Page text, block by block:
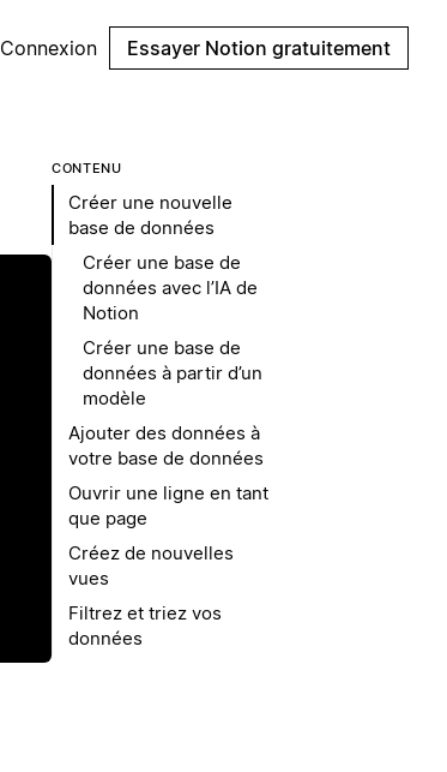
Connexion Essayer Notion gratuitement
CONTENU
Créer une nouvelle
base de données
Créer une base de
données avec l’IA de
Notion
Créer une base de
données à partir d’un
modèle
Ajouter des données à
votre base de données
Ouvrir une ligne en tant
que page
Créez de nouvelles
vues
Filtrez et triez vos
données